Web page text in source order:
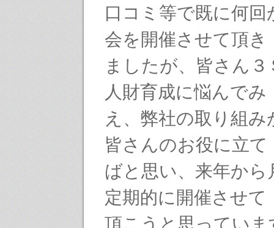
口コミ等で既に何回
会を開催させて頂き
ましたが、皆さん
人財育成に悩んでみ
え、弊社の取り組
皆さんのお役に立て
ばと思い、来年から
定期的に開催させて
頂こうと思っていま